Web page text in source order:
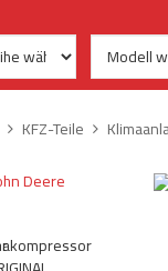
KFZ-Teile